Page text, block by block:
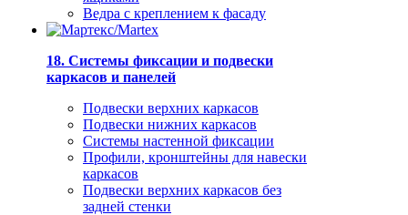
Ведра с креплением к фасаду
18. Системы фиксации и подвески
каркасов и панелей
Подвески верхних каркасов
Подвески нижних каркасов
Системы настенной фиксации
Профили, кронштейны для навески
каркасов
Подвески верхних каркасов без
задней стенки